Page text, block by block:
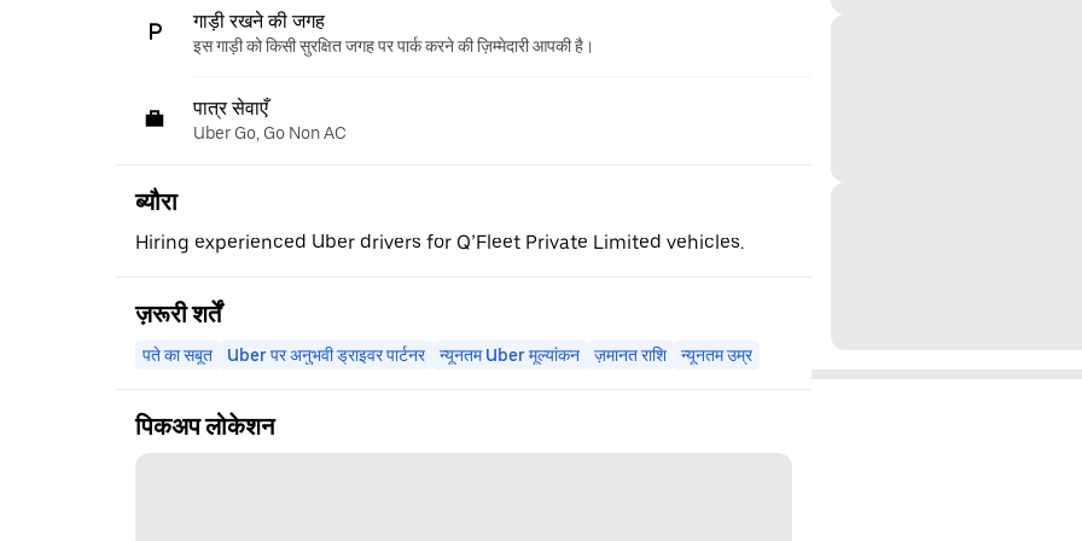
गाड़ी रखने की जगह
इस गाड़ी को किसी सुरक्षित जगह पर पार्क करने की ज़िम्मेदारी आपकी है।
पात्र सेवाएँ
Uber Go, Go Non AC
ब्यौरा
Hiring experienced Uber drivers for Q’Fleet Private Limited vehicles.
ज़रूरी शर्तें
पते का सबूत Uber पर अनुभवी ड्राइवर पार्टनर न्यूनतम Uber मूल्यांकन ज़मानत राशि न्यूनतम उम्र
पिकअप लोकेशन